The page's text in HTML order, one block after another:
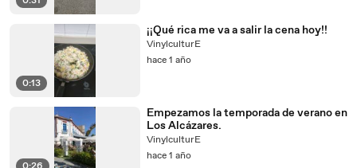
0:13
¡¡Qué rica me va a salir la cena hoy!!
VinylculturE
hace 1 año
Empezamos la temporada de verano en
Los Alcázares.
VinylculturE
hace 1 año